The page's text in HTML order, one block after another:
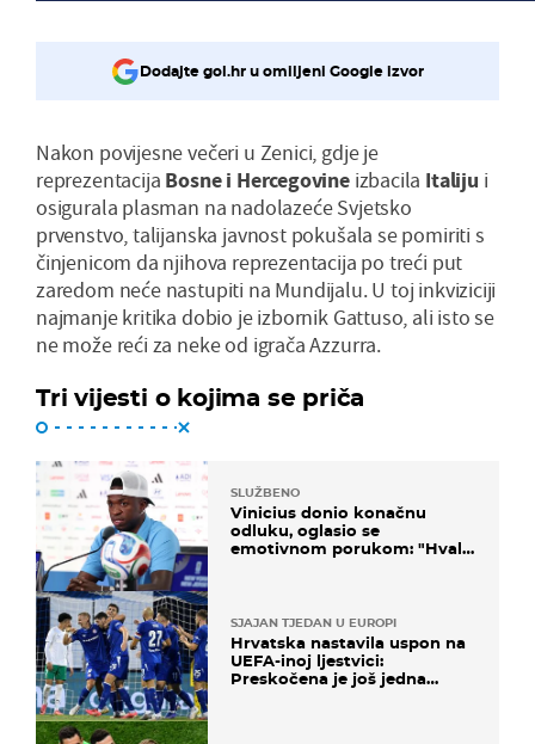
Dodajte gol.hr u omiljeni Google izvor
Nakon povijesne večeri u Zenici, gdje je
reprezentacija Bosnei Hercegovine izbacila Italiju i
osigurala plasman na nadolazeće Svjetsko
prvenstvo, talijanska javnost pokušala se pomiriti s
činjenicom da njihova reprezentacija po treći put
zaredom neće nastupiti na Mundijalu. U toj inkviziciji
najmanje kritika dobio je izbornik Gattuso, ali isto se
ne može reći za neke od igrača Azzurra.
Tri vijesti o kojima se priča
SLUŽBENO
Vinicius donio konačnu
odluku, oglasio se
emotivnom porukom: "Hvala
SJAJAN TJEDAN U EUROPI
Hrvatska nastavila uspon na
UEFA-inoj ljestvici:
Preskočena je još jedna